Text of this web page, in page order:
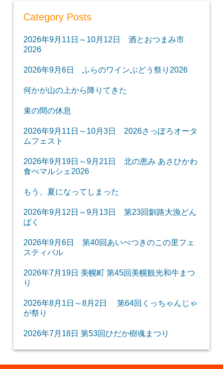
Category Posts
2026年9月11日～10月12日 酒とおつまみ市
2026
2026年9月6日 ふらのワインぶどう祭り2026
何かが山の上から降りてきた
束の間の休息
2026年9月11日～10月3日 2026さっぽろオータ
ムフェスト
2026年9月19日～9月21日 北の恵み あさひかわ
食べマルシェ2026
もう、夏になってしまった
2026年9月12日～9月13日 第23回釧路大漁どん
ぱく
2026年9月6日 第40回あいべつきのこの里フェ
スティバル
2026年7月19日 美幌町 第45回美幌観光和牛まつ
り
2026年8月1日～8月2日 第64回くっちゃんじゃ
が祭り
2026年7月18日 第53回ひだか樹魂まつり